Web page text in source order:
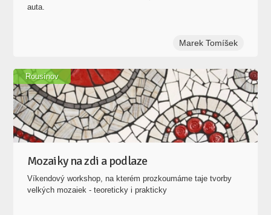
auta.
Marek Tomíšek
Mozaiky na zdi a podlaze
Víkendový workshop, na kterém prozkoumáme taje tvorby
velkých mozaiek - teoreticky i prakticky
Rousínov